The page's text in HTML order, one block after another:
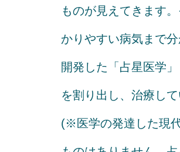
ものが見えてきます
かりやすい病気まで
開発した「占星医学
を割り出し、治療して
(※医学の発達した現